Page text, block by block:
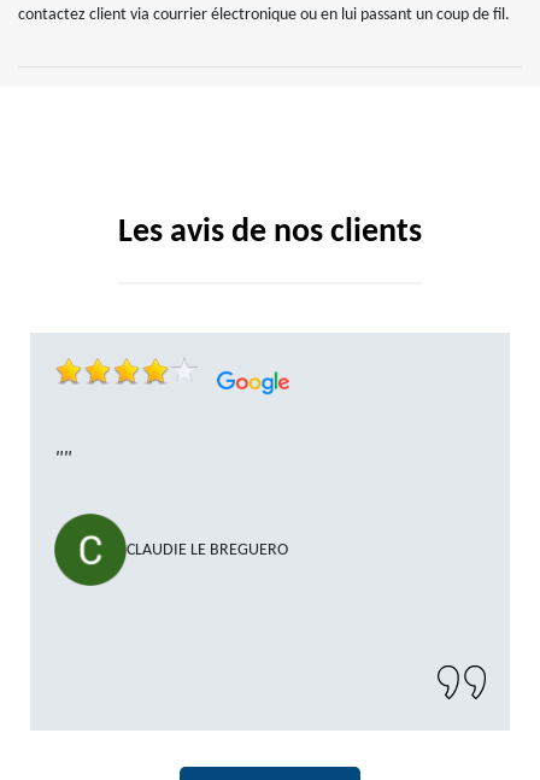
contactez client via courrier électronique ou en lui passant un coup de fil.
Les avis de nos clients
""
CLAUDIE LE BREGUERO